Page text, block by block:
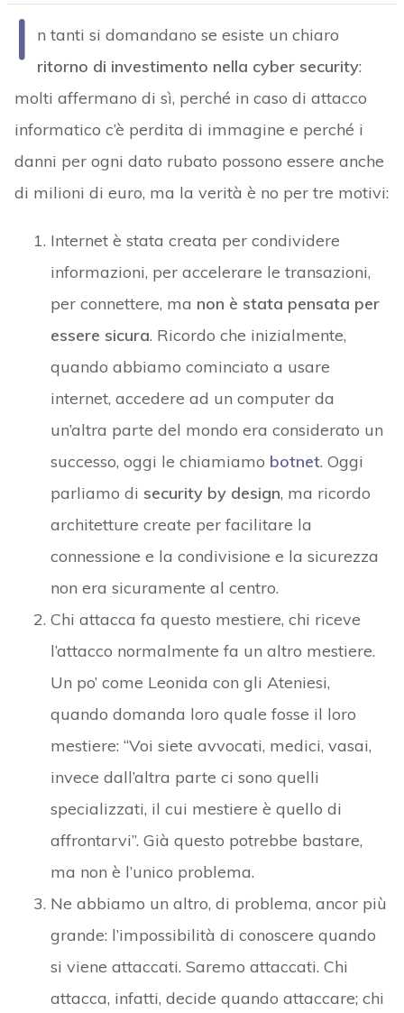
I
n tanti si domandano se esiste un chiaro
ritorno di investimento nella cyber security:
molti affermano di sì, perché in caso di attacco
informatico c’è perdita di immagine e perché i
danni per ogni dato rubato possono essere anche
di milioni di euro, ma la verità è no per tre motivi:
Internet è stata creata per condividere
informazioni, per accelerare le transazioni,
per connettere, ma non è stata pensata per
essere sicura. Ricordo che inizialmente,
quando abbiamo cominciato a usare
internet, accedere ad un computer da
un’altra parte del mondo era considerato un
successo, oggi le chiamiamo botnet. Oggi
parliamo di security by design, ma ricordo
architetture create per facilitare la
connessione e la condivisione e la sicurezza
non era sicuramente al centro.
Chi attacca fa questo mestiere, chi riceve
l’attacco normalmente fa un altro mestiere.
Un po’ come Leonida con gli Ateniesi,
quando domanda loro quale fosse il loro
mestiere: “Voi siete avvocati, medici, vasai,
invece dall’altra parte ci sono quelli
specializzati, il cui mestiere è quello di
affrontarvi”. Già questo potrebbe bastare,
ma non è l’unico problema.
Ne abbiamo un altro, di problema, ancor più
grande: l’impossibilità di conoscere quando
si viene attaccati. Saremo attaccati. Chi
attacca, infatti, decide quando attaccare; chi